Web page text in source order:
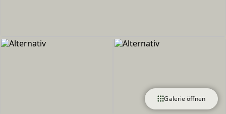
Galerie öffnen